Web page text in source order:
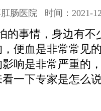
肠医院 时间：2021-
的事情，身边有不
便血是非常常见
响是非常严重的
一下专家是怎么